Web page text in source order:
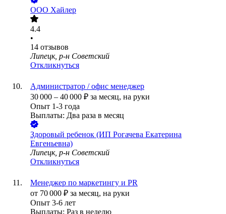
ООО Хайлер
4.4
•
14 отзывов
Липецк, р-н Советский
Откликнуться
Администратор / офис менеджер
30 000 – 40 000 ₽ за месяц, на руки
Опыт 1-3 года
Выплаты: Два раза в месяц
Здоровый ребенок (ИП Рогачева Екатерина
Евгеньевна)
Липецк, р-н Советский
Откликнуться
Менеджер по маркетингу и PR
от 70 000 ₽ за месяц, на руки
Опыт 3-6 лет
Выплаты: Раз в неделю